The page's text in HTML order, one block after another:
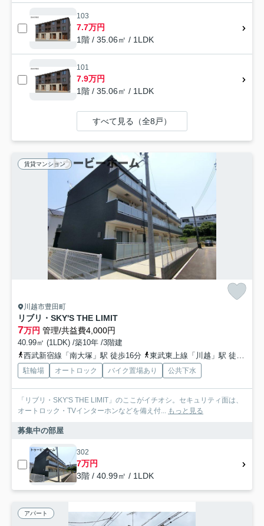
103
7.7万円
1階 / 35.06㎡ / 1LDK
101
7.9万円
1階 / 35.06㎡ / 1LDK
すべて見る（全8戸）
賃貸マンション
川越市豊田町
リブリ・SKY'S THE LIMIT
7万円 管理/共益費4,000円
40.99㎡ (1LDK) /築10年 /3階建
西武新宿線「南大塚」駅 徒歩16分
東武東上線「川越」駅 徒歩30分
駐輪場 オートロック バイク置場あり 公共下水
「リブリ・SKY'S THE LIMIT」のここがイチオシ。セキュリティ面は、
オートロック・TVインターホンなどを備え付... もっと見る
募集中の部屋
302
7万円
3階 / 40.99㎡ / 1LDK
アパート